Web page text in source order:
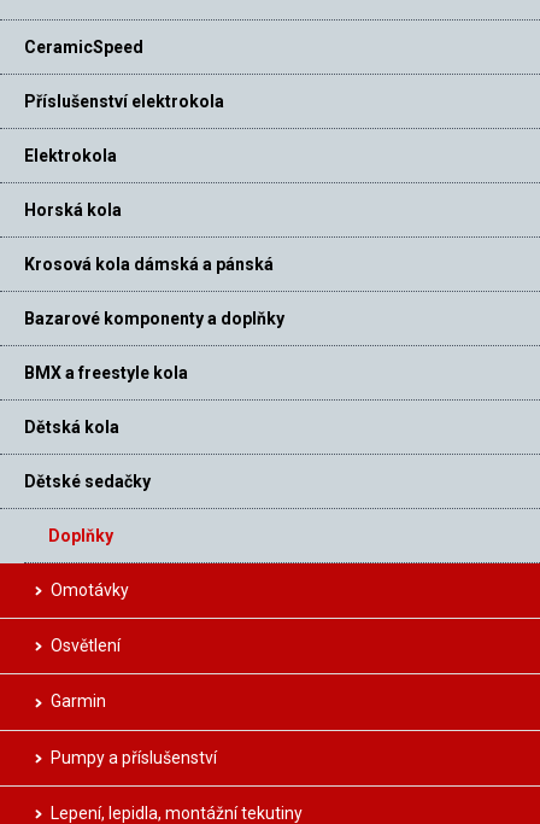
CeramicSpeed
Příslušenství elektrokola
Elektrokola
Horská kola
Krosová kola dámská a pánská
Bazarové komponenty a doplňky
BMX a freestyle kola
Dětská kola
Dětské sedačky
Doplňky
Omotávky
Osvětlení
Garmin
Pumpy a příslušenství
Lepení, lepidla, montážní tekutiny